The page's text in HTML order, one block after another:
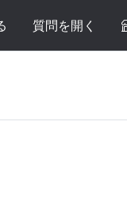
質問を開く